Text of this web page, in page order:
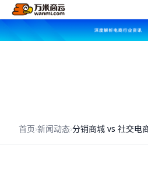
首页›新闻动态›分销商城 vs 社交电